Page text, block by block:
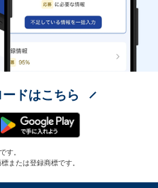
ドはこちら
す。
または登録商標です。